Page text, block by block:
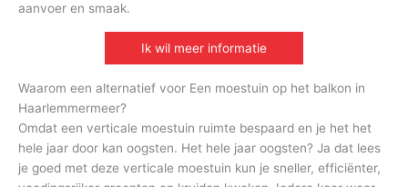
aanvoer en smaak.
Ik wil meer informatie
Waarom een alternatief voor Een moestuin op het balkon in
Haarlemmermeer?
Omdat een verticale moestuin ruimte bespaard en je het het
hele jaar door kan oogsten. Het hele jaar oogsten? Ja dat lees
je goed met deze verticale moestuin kun je sneller, efficiënter,